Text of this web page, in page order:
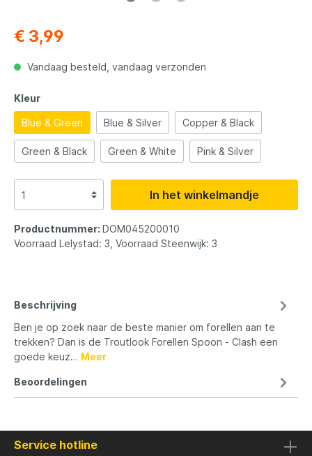
€ 3,99
Vandaag besteld, vandaag verzonden
Kleur
Blue & Green Blue & Silver Copper & Black
Green & Black Green & White Pink & Silver
In het winkelmandje
Productnummer: DOM045200010
Voorraad Lelystad: 3, Voorraad Steenwijk: 3
Beschrijving
Ben je op zoek naar de beste manier om forellen aan te
trekken? Dan is de Troutlook Forellen Spoon - Clash een
goede keuz… Meer
Beoordelingen
Service hotline